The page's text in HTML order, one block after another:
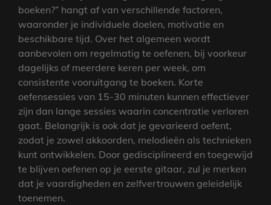
boeken?” hangt af van verschillende factoren,
waaronder je individuele doelen, motivatie en
beschikbare tijd. Over het algemeen wordt
aanbevolen om regelmatig te oefenen, bij voorkeur
dagelijks of meerdere keren per week, om
consistente vooruitgang te boeken. Korte
oefensessies van 15-30 minuten kunnen effectiever
zijn dan lange sessies waarin concentratie verloren
gaat. Belangrijk is ook dat je gevarieerd oefent,
zodat je zowel akkoorden, melodieën als technieken
kunt ontwikkelen. Door gedisciplineerd en toegewijd
te blijven oefenen op je eerste gitaar, zul je merken
dat je vaardigheden en zelfvertrouwen geleidelijk
toenemen.